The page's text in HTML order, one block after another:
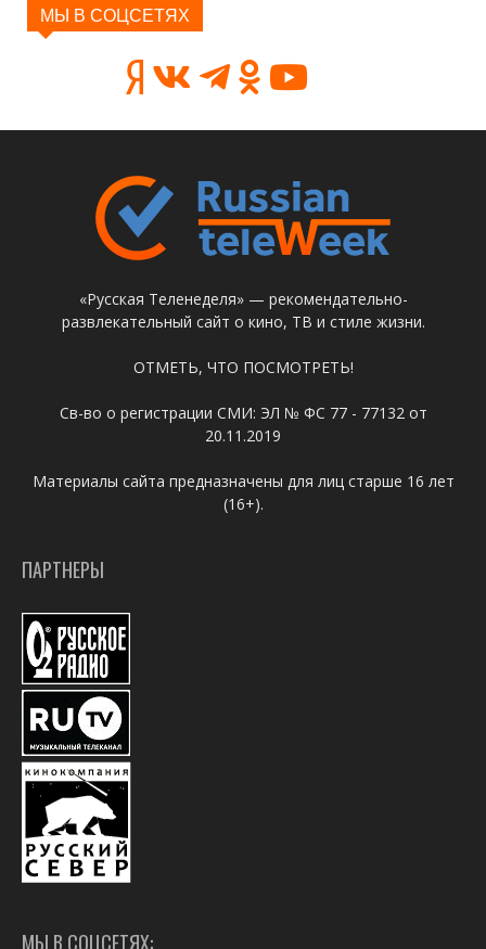
МЫ В СОЦСЕТЯХ
«Русская Теленеделя» — рекомендательно-
развлекательный сайт о кино, ТВ и стиле жизни.
ОТМЕТЬ, ЧТО ПОСМОТРЕТЬ!
Св-во о регистрации СМИ: ЭЛ № ФС 77 - 77132 от
20.11.2019
Материалы сайта предназначены для лиц старше 16 лет
(16+).
ПАРТНЕРЫ
МЫ В СОЦСЕТЯХ: